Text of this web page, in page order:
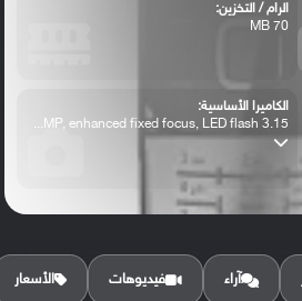
الرام / التخزين:
70 MB
الكاميرا الأساسية:
3.15 MP, enhanced fixed focus, LED flash...
آراء فيديوهات الأسعار